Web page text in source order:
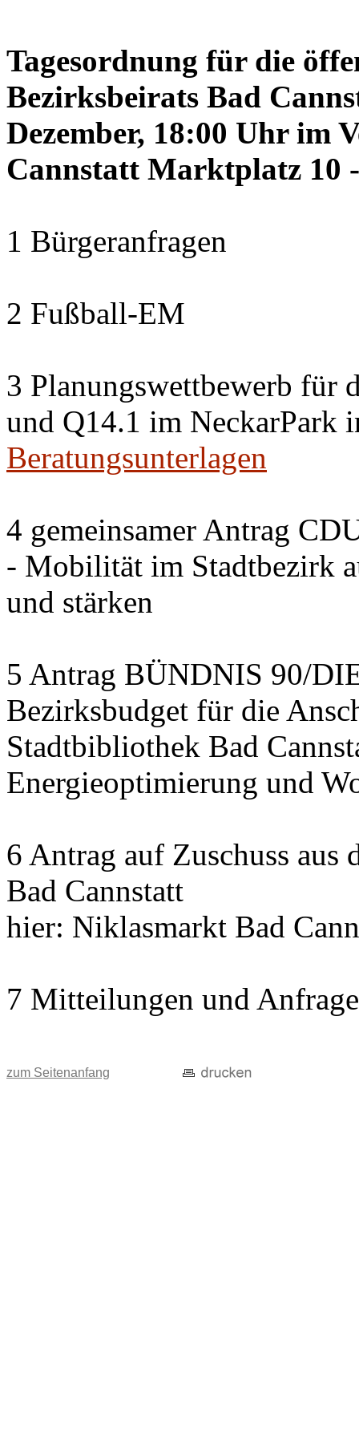
Tagesordnung für die
Bezirksbeirats Bad
Dezember, 18:00 Uhr im
Cannstatt Marktplatz 10
1 Bürgeranfragen
2 Fußball-EM
3 Planungswettbewerb für
und Q14.1 im NeckarPark
Beratungsunterlagen
4 gemeinsamer Antrag
- Mobilität im Stadtbezirk
und stärken
5 Antrag BÜNDNIS 90/
Bezirksbudget für die
Stadtbibliothek Bad
Energieoptimierung und
6 Antrag auf Zuschuss
Bad Cannstatt
hier: Niklasmarkt Bad
7 Mitteilungen und
zum Seitenanfang